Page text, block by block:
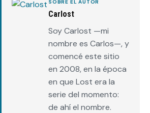
SOBRE EL AUTOR
Carlost
Soy Carlost —mi
nombre es Carlos—, y
comencé este sitio
en 2008, en la época
en que Lost era la
serie del momento:
de ahí el nombre.